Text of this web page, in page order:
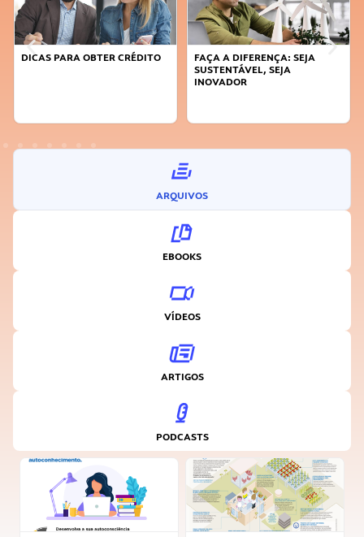
DICAS PARA OBTER CRÉDITO
FAÇA A DIFERENÇA: SEJA
SUSTENTÁVEL, SEJA
INOVADOR
ARQUIVOS
EBOOKS
VÍDEOS
ARTIGOS
PODCASTS